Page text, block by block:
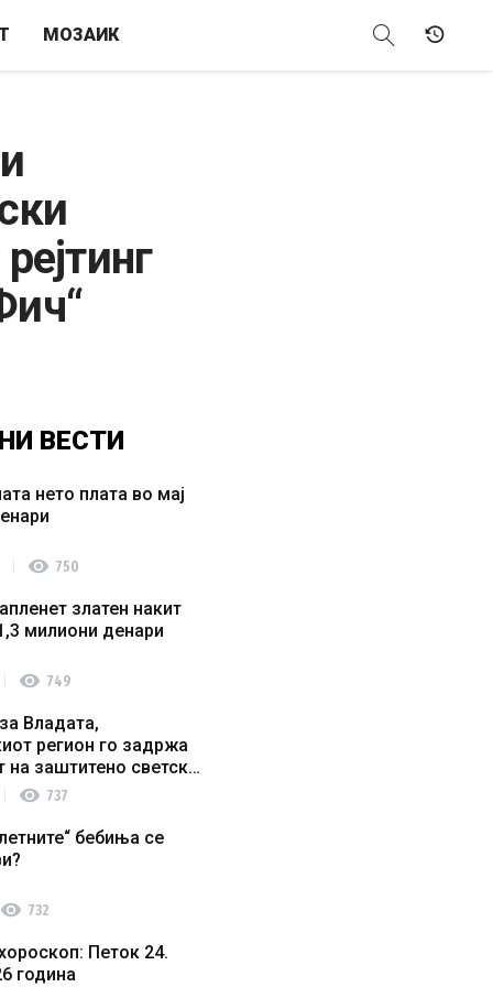
МОЗАИК
ВЕСТИ
нето плата во мај
visibility 750
златен накит
милиони денари
visibility 749
Владата,
регион го задржа
на заштитено светско
наследство
visibility 737
бебиња се
visibility 732
Петок 24.
година